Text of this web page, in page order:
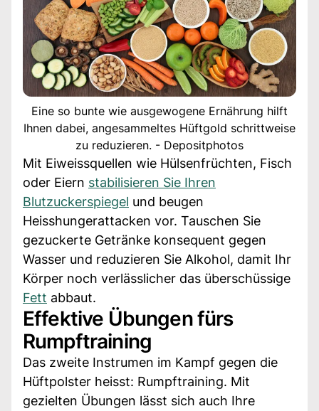
Eine so bunte wie ausgewogene Ernährung hilft
Ihnen dabei, angesammeltes Hüftgold schrittweise
zu reduzieren. - Depositphotos
Mit Eiweissquellen wie Hülsenfrüchten, Fisch
oder Eiern stabilisieren Sie Ihren
Blutzuckerspiegel und beugen
Heisshungerattacken vor. Tauschen Sie
gezuckerte Getränke konsequent gegen
Wasser und reduzieren Sie Alkohol, damit Ihr
Körper noch verlässlicher das überschüssige
Fett abbaut.
Effektive Übungen fürs
Rumpftraining
Das zweite Instrumen im Kampf gegen die
Hüftpolster heisst: Rumpftraining. Mit
gezielten Übungen lässt sich auch Ihre